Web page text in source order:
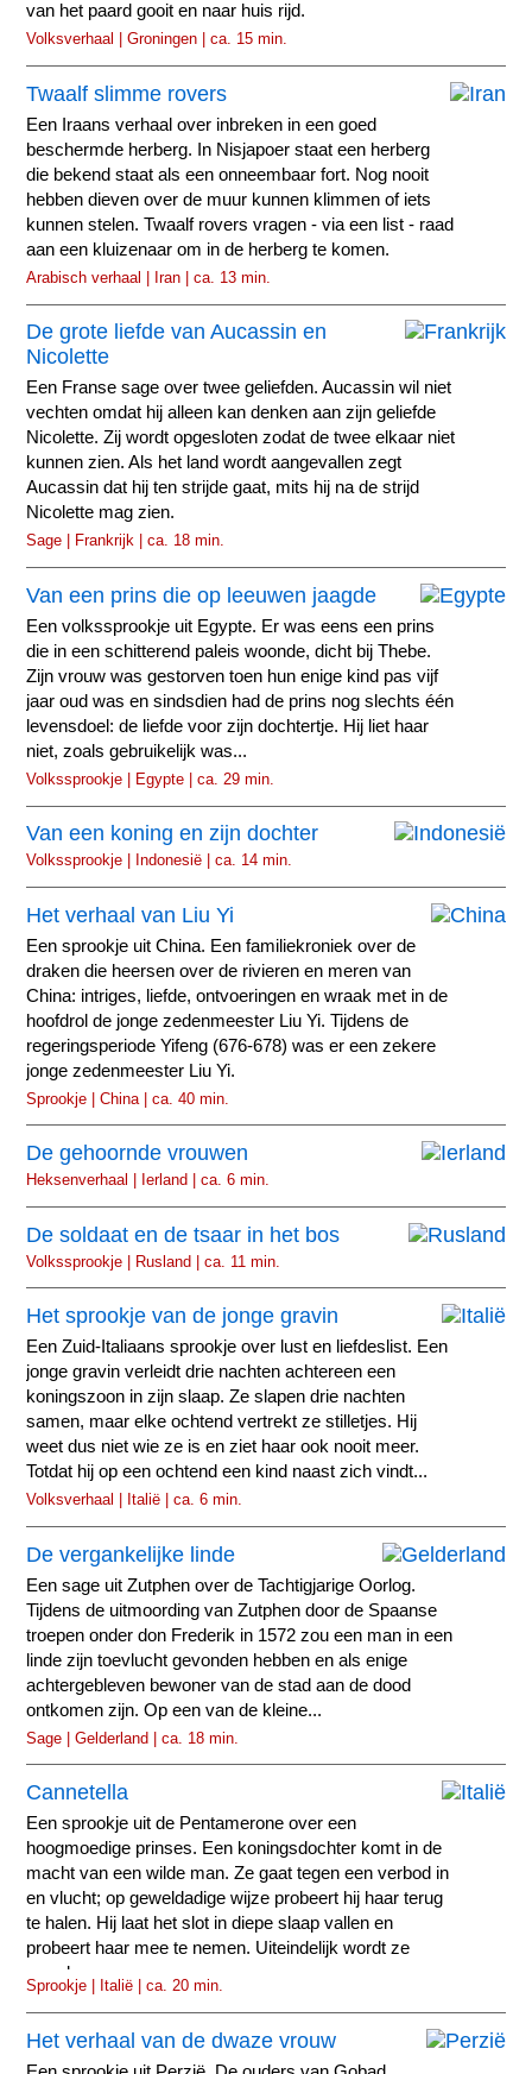
van het paard gooit en naar huis rijd.
Volksverhaal | Groningen | ca. 15 min.
Twaalf slimme rovers
Een Iraans verhaal over inbreken in een goed
beschermde herberg. In Nisjapoer staat een herberg
die bekend staat als een onneembaar fort. Nog nooit
hebben dieven over de muur kunnen klimmen of iets
kunnen stelen. Twaalf rovers vragen - via een list - raad
aan een kluizenaar om in de herberg te komen.
Arabisch verhaal | Iran | ca. 13 min.
De grote liefde van Aucassin en
Nicolette
Een Franse sage over twee geliefden. Aucassin wil niet
vechten omdat hij alleen kan denken aan zijn geliefde
Nicolette. Zij wordt opgesloten zodat de twee elkaar niet
kunnen zien. Als het land wordt aangevallen zegt
Aucassin dat hij ten strijde gaat, mits hij na de strijd
Nicolette mag zien.
Sage | Frankrijk | ca. 18 min.
Van een prins die op leeuwen jaagde
Een volkssprookje uit Egypte. Er was eens een prins
die in een schitterend paleis woonde, dicht bij Thebe.
Zijn vrouw was gestorven toen hun enige kind pas vijf
jaar oud was en sindsdien had de prins nog slechts één
levensdoel: de liefde voor zijn dochtertje. Hij liet haar
niet, zoals gebruikelijk was...
Volkssprookje | Egypte | ca. 29 min.
Van een koning en zijn dochter
Volkssprookje | Indonesië | ca. 14 min.
Het verhaal van Liu Yi
Een sprookje uit China. Een familiekroniek over de
draken die heersen over de rivieren en meren van
China: intriges, liefde, ontvoeringen en wraak met in de
hoofdrol de jonge zedenmeester Liu Yi. Tijdens de
regeringsperiode Yifeng (676-678) was er een zekere
jonge zedenmeester Liu Yi.
Sprookje | China | ca. 40 min.
De gehoornde vrouwen
Heksenverhaal | Ierland | ca. 6 min.
De soldaat en de tsaar in het bos
Volkssprookje | Rusland | ca. 11 min.
Het sprookje van de jonge gravin
Een Zuid-Italiaans sprookje over lust en liefdeslist. Een
jonge gravin verleidt drie nachten achtereen een
koningszoon in zijn slaap. Ze slapen drie nachten
samen, maar elke ochtend vertrekt ze stilletjes. Hij
weet dus niet wie ze is en ziet haar ook nooit meer.
Totdat hij op een ochtend een kind naast zich vindt...
Volksverhaal | Italië | ca. 6 min.
De vergankelijke linde
Een sage uit Zutphen over de Tachtigjarige Oorlog.
Tijdens de uitmoording van Zutphen door de Spaanse
troepen onder don Frederik in 1572 zou een man in een
linde zijn toevlucht gevonden hebben en als enige
achtergebleven bewoner van de stad aan de dood
ontkomen zijn. Op een van de kleine...
Sage | Gelderland | ca. 18 min.
Cannetella
Een sprookje uit de Pentamerone over een
hoogmoedige prinses. Een koningsdochter komt in de
macht van een wilde man. Ze gaat tegen een verbod in
en vlucht; op geweldadige wijze probeert hij haar terug
te halen. Hij laat het slot in diepe slaap vallen en
probeert haar mee te nemen. Uiteindelijk wordt ze
gered.
Sprookje | Italië | ca. 20 min.
Het verhaal van de dwaze vrouw